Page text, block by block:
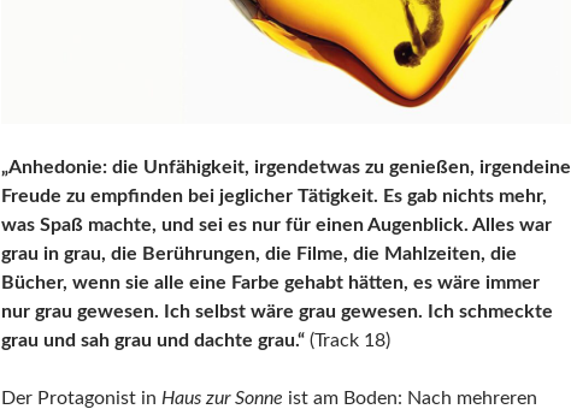
„Anhedonie: die Unfähigkeit, irgendetwas zu genießen, irgendeine
Freude zu empfinden bei jeglicher Tätigkeit. Es gab nichts mehr,
was Spaß machte, und sei es nur für einen Augenblick. Alles war
grau in grau, die Berührungen, die Filme, die Mahlzeiten, die
Bücher, wenn sie alle eine Farbe gehabt hätten, es wäre immer
nur grau gewesen. Ich selbst wäre grau gewesen. Ich schmeckte
grau und sah grau und dachte grau.“ (Track 18)
Der Protagonist in Haus zur Sonne ist am Boden: Nach mehreren